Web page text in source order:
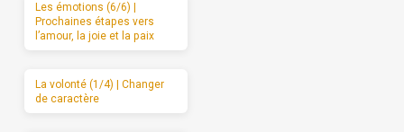
Les émotions (6/6) |
Prochaines étapes vers
l’amour, la joie et la paix
La volonté (1/4) | Changer
de caractère